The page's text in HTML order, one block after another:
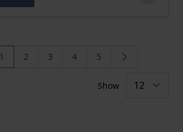
You're currently reading page
1 Page
2 Page
3 Page
4 Page
5
Show